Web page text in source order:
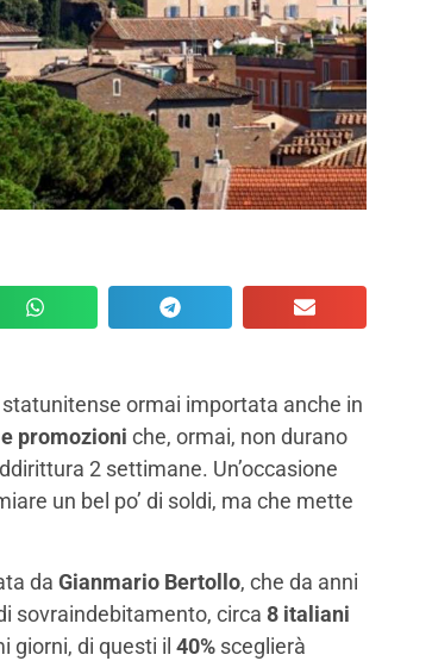
statunitense ormai importata anche in
promozioni che, ormai, non durano
2 settimane. Un’occasione
un bel po’ di soldi, ma che mette
da Gianmario Bertollo, che da anni
sovraindebitamento, circa 8 italiani
giorni, di questi il 40% sceglierà